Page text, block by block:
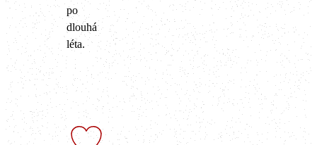
po
dlouhá
léta.